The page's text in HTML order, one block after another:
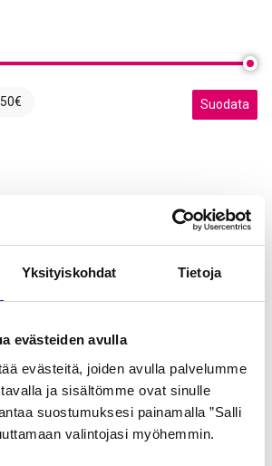
Yksityiskohdat Tietoja
evästeiden avulla
evästeitä, joiden avulla palvelumme
ja sisältömme ovat sinulle
suostumuksesi painamalla ”Salli
valintojasi myöhemmin.
Minimihinta
Suodata